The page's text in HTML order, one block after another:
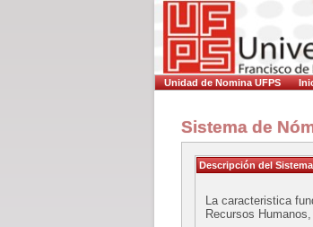
Unidad de Nomina UFPS
Sistema de
Descripción del Sistema
La caracteristica
Recursos